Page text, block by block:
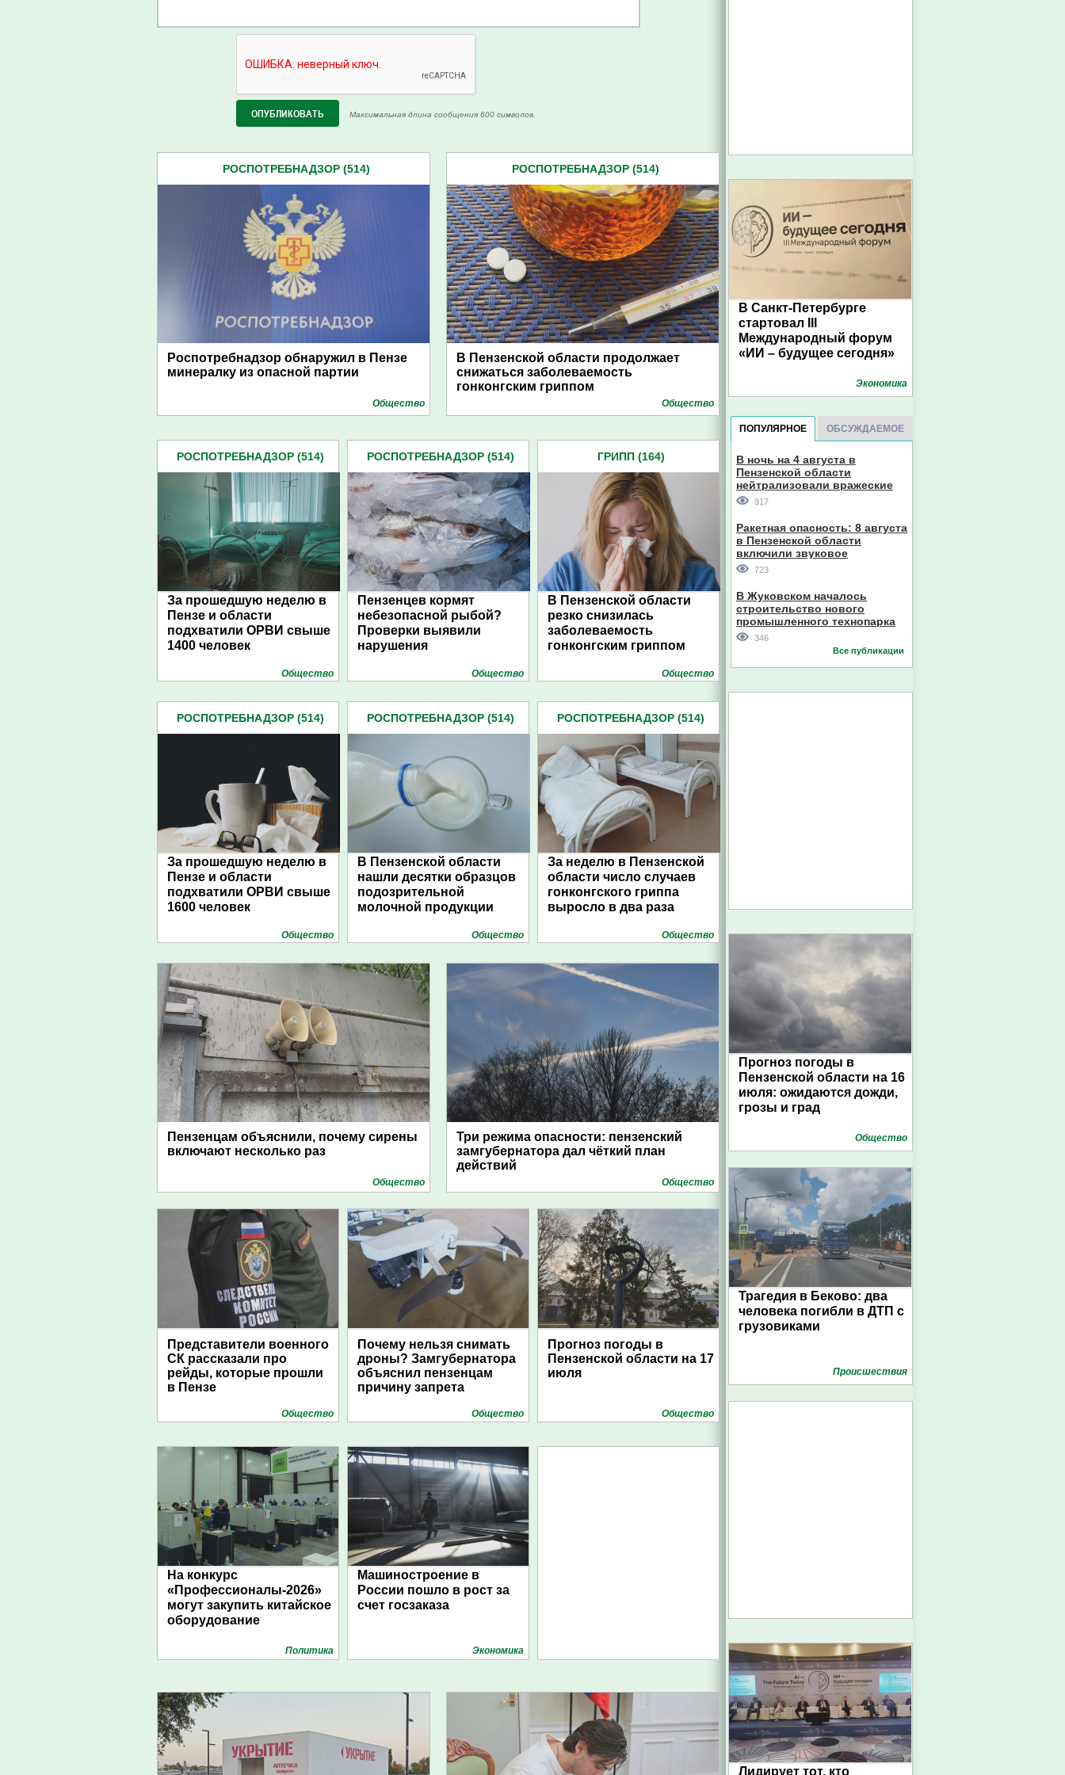
Максимальная длина сообщения 600 символов.
РОСПОТРЕБНАДЗОР (514)
Роспотребнадзор обнаружил в Пензе
минералку из опасной партии
Общество
РОСПОТРЕБНАДЗОР (514)
В Пензенской области продолжает
снижаться заболеваемость
гонконгским гриппом
Общество
РОСПОТРЕБНАДЗОР (514)
За прошедшую неделю в
Пензе и области
подхватили ОРВИ свыше
1400 человек
Общество
РОСПОТРЕБНАДЗОР (514)
Пензенцев кормят
небезопасной рыбой?
Проверки выявили
нарушения
Общество
ГРИПП (164)
В Пензенской области
резко снизилась
заболеваемость
гонконгским гриппом
Общество
РОСПОТРЕБНАДЗОР (514)
За прошедшую неделю в
Пензе и области
подхватили ОРВИ свыше
1600 человек
Общество
РОСПОТРЕБНАДЗОР (514)
В Пензенской области
нашли десятки образцов
подозрительной
молочной продукции
Общество
РОСПОТРЕБНАДЗОР (514)
За неделю в Пензенской
области число случаев
гонконгского гриппа
выросло в два раза
Общество
Пензенцам объяснили, почему сирены
включают несколько раз
Общество
Три режима опасности: пензенский
замгубернатора дал чёткий план
действий
Общество
Представители военного
СК рассказали про
рейды, которые прошли
в Пензе
Общество
Почему нельзя снимать
дроны? Замгубернатора
объяснил пензенцам
причину запрета
Общество
Прогноз погоды в
Пензенской области на 17
июля
Общество
На конкурс
«Профессионалы-2026»
могут закупить китайское
оборудование
Политика
Машиностроение в
России пошло в рост за
счет госзаказа
Экономика
В Санкт-Петербурге
стартовал III
Международный форум
«ИИ – будущее сегодня»
Экономика
ПОПУЛЯРНОЕ ОБСУЖДАЕМОЕ
В ночь на 4 августа в
Пензенской области
нейтрализовали вражеские
дроны
917
Ракетная опасность: 8 августа
в Пензенской области
включили звуковое
оповещение
723
В Жуковском началось
строительство нового
промышленного технопарка
346
Все публикации
Прогноз погоды в
Пензенской области на 16
июля: ожидаются дожди,
грозы и град
Общество
Трагедия в Беково: два
человека погибли в ДТП с
грузовиками
Проиcшествия
Лидирует тот, кто